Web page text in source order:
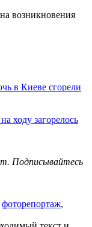
возникновения
в Киеве сгорели
ходу загорелось
Подписывайтесь
фоторепортаж,